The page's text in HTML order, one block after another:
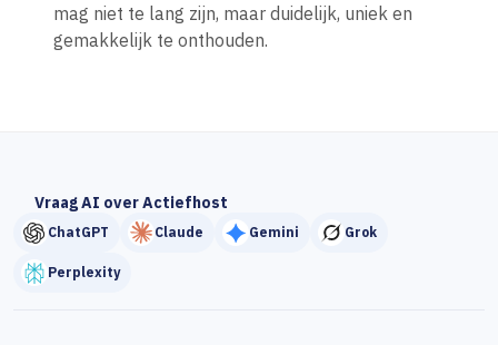
mag niet te lang zijn, maar duidelijk, uniek en
gemakkelijk te onthouden.
Vraag AI over Actiefhost
ChatGPT Claude Gemini Grok
Perplexity